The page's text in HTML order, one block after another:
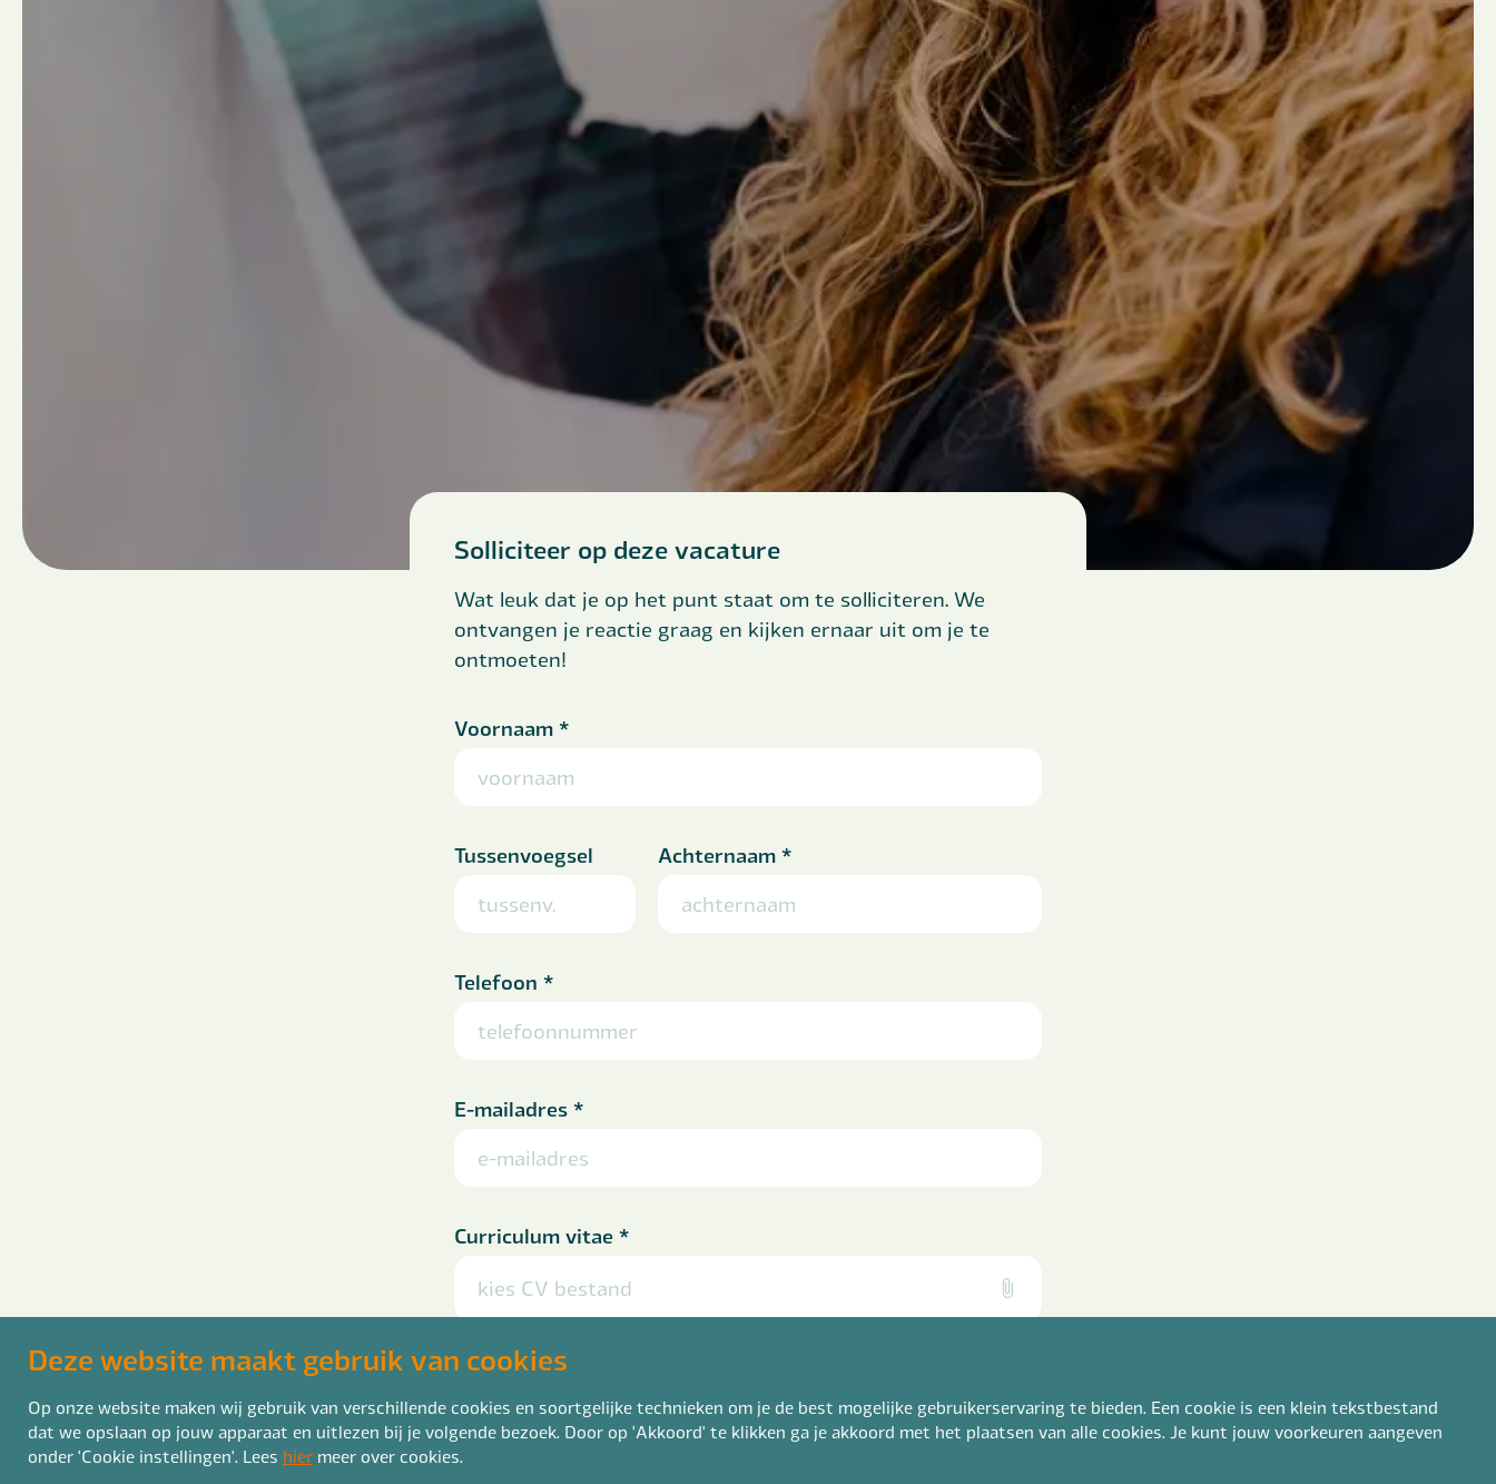
Deze website maakt gebruik van cookies
Op onze website maken wij gebruik van verschillende cookies en soortgelijke technieken om je de best mogelijke gebruikerservaring te bieden. Een cookie is een klein tekstbestand
dat we opslaan op jouw apparaat en uitlezen bij je volgende bezoek. Door op 'Akkoord' te klikken ga je akkoord met het plaatsen van alle cookies. Je kunt jouw voorkeuren aangeven
onder 'Cookie instellingen'. Lees hier meer over cookies.
Solliciteer op deze vacature
Wat leuk dat je op het punt staat om te solliciteren. We
ontvangen je reactie graag en kijken ernaar uit om je te
ontmoeten!
Voornaam*
Tussenvoegsel Achternaam *
Telefoon *
E-mailadres*
Curriculum vitae *
kies CV bestand